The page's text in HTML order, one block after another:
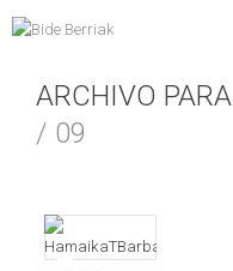
ARCHIVO PARA
/ 09